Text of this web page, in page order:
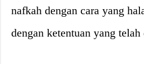
nafkah dengan cara yang
dengan ketentuan yang telah